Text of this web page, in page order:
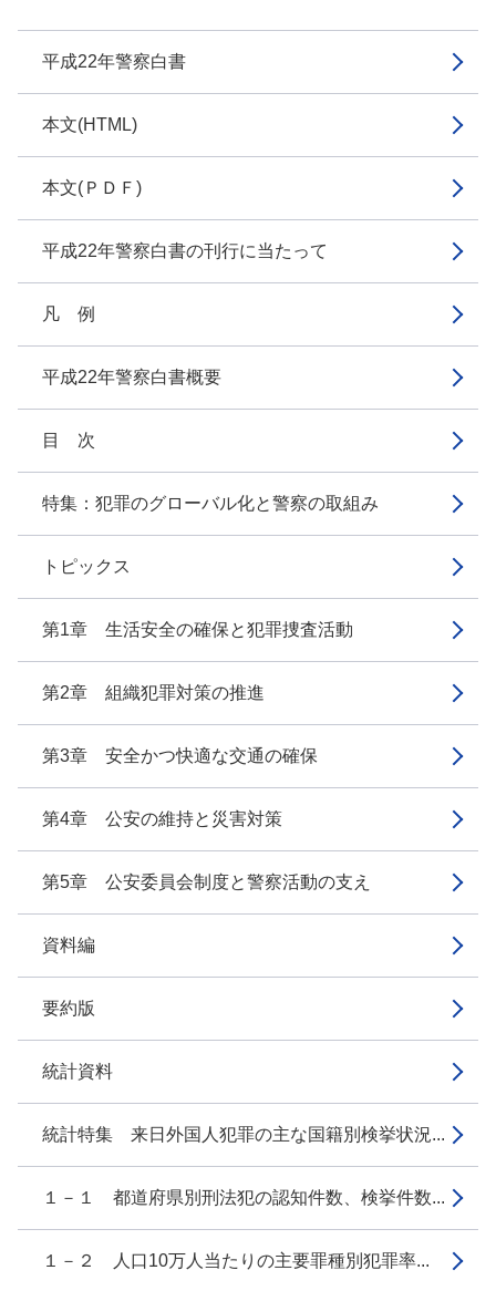
平成22年警察白書
本文(HTML)
本文(ＰＤＦ)
平成22年警察白書の刊行に当たって
凡 例
平成22年警察白書概要
目 次
特集：犯罪のグローバル化と警察の取組み
トピックス
第1章 生活安全の確保と犯罪捜査活動
第2章 組織犯罪対策の推進
第3章 安全かつ快適な交通の確保
第4章 公安の維持と災害対策
第5章 公安委員会制度と警察活動の支え
資料編
要約版
統計資料
統計特集 来日外国人犯罪の主な国籍別検挙状況...
１－１ 都道府県別刑法犯の認知件数、検挙件数...
１－２ 人口10万人当たりの主要罪種別犯罪率...